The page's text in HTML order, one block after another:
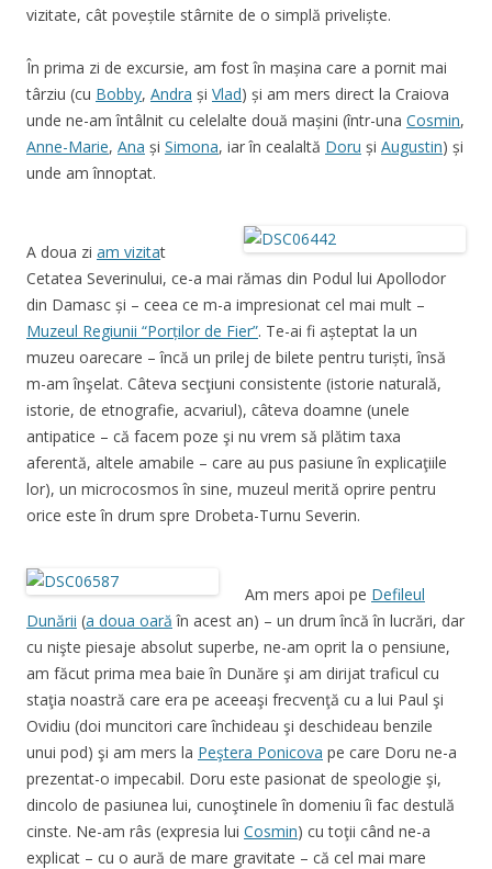
vizitate, cât poveștile stârnite de o simplă priveliște.
În prima zi de excursie, am fost în mașina care a pornit mai
târziu (cu Bobby, Andra și Vlad) și am mers direct la Craiova
unde ne-am întâlnit cu celelalte două mașini (într-una Cosmin,
Anne-Marie, Ana și Simona, iar în cealaltă Doru și Augustin) și
unde am înnoptat.
A doua zi am vizitat
Cetatea Severinului, ce-a mai rămas din Podul lui Apollodor
din Damasc și – ceea ce m-a impresionat cel mai mult –
Muzeul Regiunii “Porților de Fier”. Te-ai fi așteptat la un
muzeu oarecare – încă un prilej de bilete pentru turiști, însă
m-am înşelat. Câteva secţiuni consistente (istorie naturală,
istorie, de etnografie, acvariul), câteva doamne (unele
antipatice – că facem poze şi nu vrem să plătim taxa
aferentă, altele amabile – care au pus pasiune în explicaţiile
lor), un microcosmos în sine, muzeul merită oprire pentru
orice este în drum spre Drobeta-Turnu Severin.
Am mers apoi pe Defileul
Dunării (a doua oară în acest an) – un drum încă în lucrări, dar
cu nişte piesaje absolut superbe, ne-am oprit la o pensiune,
am făcut prima mea baie în Dunăre şi am dirijat traficul cu
staţia noastră care era pe aceeaşi frecvenţă cu a lui Paul şi
Ovidiu (doi muncitori care închideau şi deschideau benzile
unui pod) şi am mers la Peştera Ponicova pe care Doru ne-a
prezentat-o impecabil. Doru este pasionat de speologie şi,
dincolo de pasiunea lui, cunoştinele în domeniu îi fac destulă
cinste. Ne-am râs (expresia lui Cosmin) cu toţii când ne-a
explicat – cu o aură de mare gravitate – că cel mai mare